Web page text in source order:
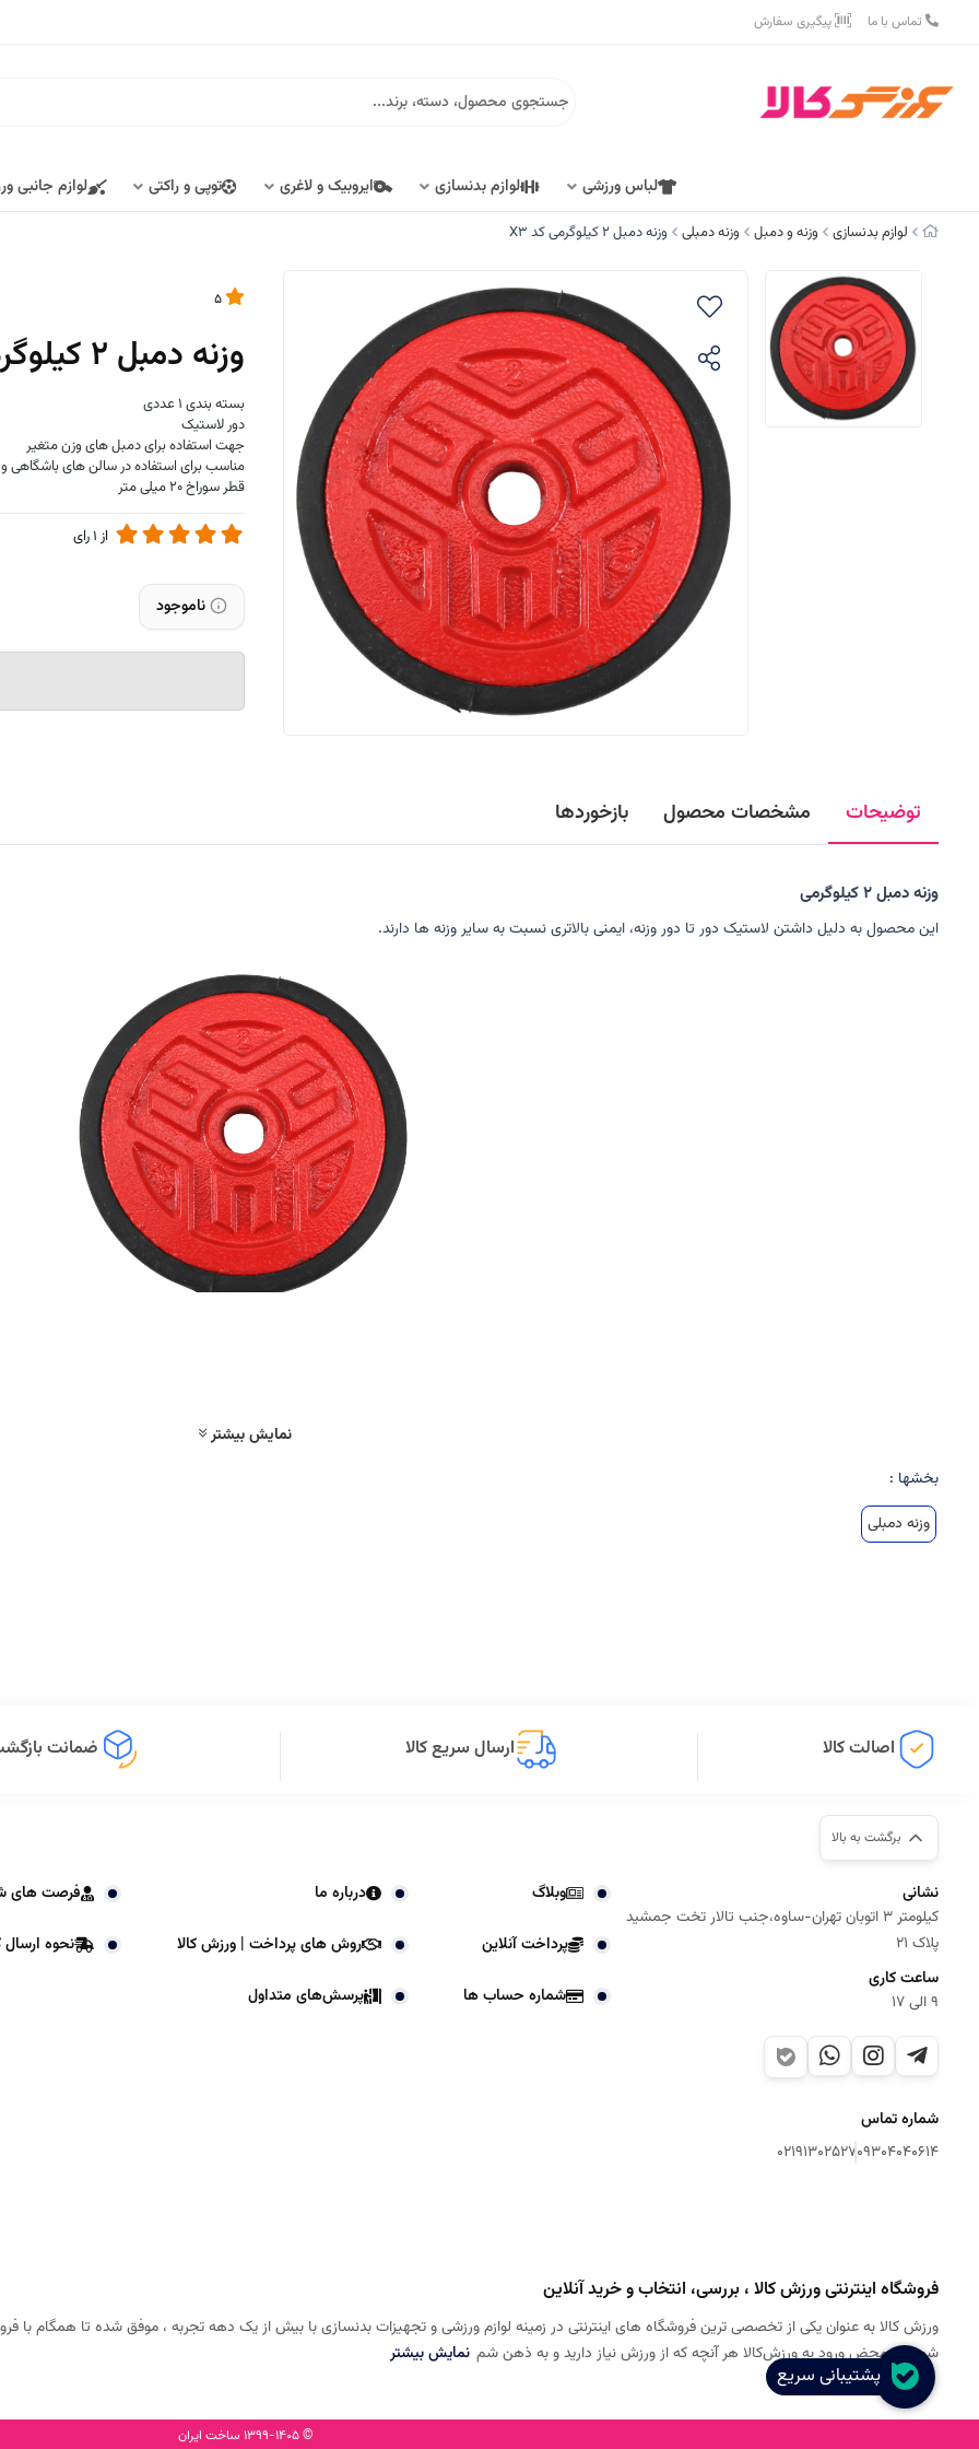
تماس با ما پیگیری سفارش
لباس ورزشی لوازم بدنسازی ایروبیک و لاغری توپی و راکتی لوازم جانبی
لوازم بدنسازی وزنه و دمبل وزنه دمبلی وزنه دمبل 2 کیلوگرمی کد X3
وزنه دمبل 2 کیلوگرمی کد X3
بسته بندی 1 عددی
دور لاستیک
جهت استفاده برای دمبل های وزن متغیر
مناسب برای استفاده در سالن های باشگاهی
قطر سوراخ 20 میلی متر
از 1رای
ناموجود
توضیحات مشخصات محصول بازخوردها
وزنه دمبل 2 کیلوگرمی
این محصول به دلیل داشتن لاستیک دور تا دور وزنه، ایمنی بالاتری نسبت به سایر وزنه ها دارند.
نمایش بیشتر
بخشها :
وزنه دمبلی
اصالت کالا ارسال سریع کالا ضمانت
برگشت به بالا
نشانی
کیلومتر 3 اتوبان تهران-ساوه،جنب تالار تخت جمشید
پلاک 21
ساعت کاری
9 الی 17
شماره تماس
09304040614
02191302527
وبلاگ درباره ما فرصت های
پرداخت آنلاین روش های پرداخت | ورزش کالا نحوه ارسال
شماره حساب ها پرسش‌های متداول
فروشگاه اینترنتی ورزش کالا ، بررسی، انتخاب و خرید آنلاین
ورزش کالا به عنوان یکی از تخصصی ترین فروشگاه های اینترنتی در زمینه لوازم ورزشی و تجهیزات بدنسازی با بیش از یک دهه تجربه ، موفق شده تا همگام با
شود. به محض ورود به ورزش‌کالا هر آنچه که از ورزش نیاز دارید و به ذهن شم نمایش بیشتر
© 1399-1405 ساخت ایران
پشتیبانی سریع